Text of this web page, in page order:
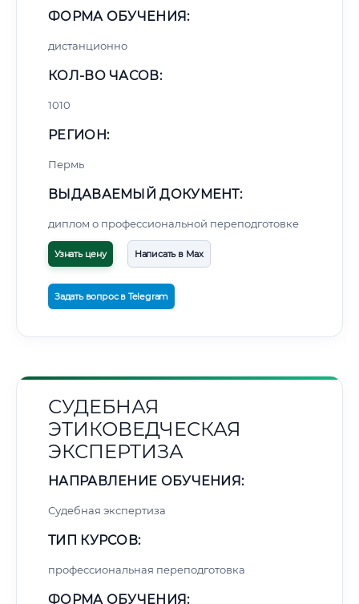
ФОРМА ОБУЧЕНИЯ:
дистанционно
КОЛ-ВО ЧАСОВ:
1010
РЕГИОН:
Пермь
ВЫДАВАЕМЫЙ ДОКУМЕНТ:
диплом о профессиональной переподготовке
Узнать цену Написать в Max
Задать вопрос в Telegram
СУДЕБНАЯ
ЭТИКОВЕДЧЕСКАЯ
ЭКСПЕРТИЗА
НАПРАВЛЕНИЕ ОБУЧЕНИЯ:
Судебная экспертиза
ТИП КУРСОВ:
профессиональная переподготовка
ФОРМА ОБУЧЕНИЯ: